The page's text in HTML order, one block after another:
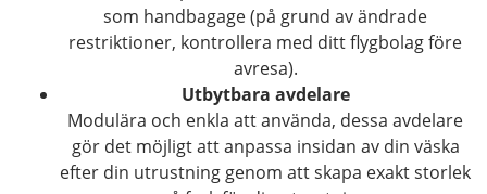
som handbagage (på grund av ändrade
restriktioner, kontrollera med ditt flygbolag före
avresa).
Utbytbara avdelare
Modulära och enkla att använda, dessa avdelare
gör det möjligt att anpassa insidan av din väska
efter din utrustning genom att skapa exakt storlek